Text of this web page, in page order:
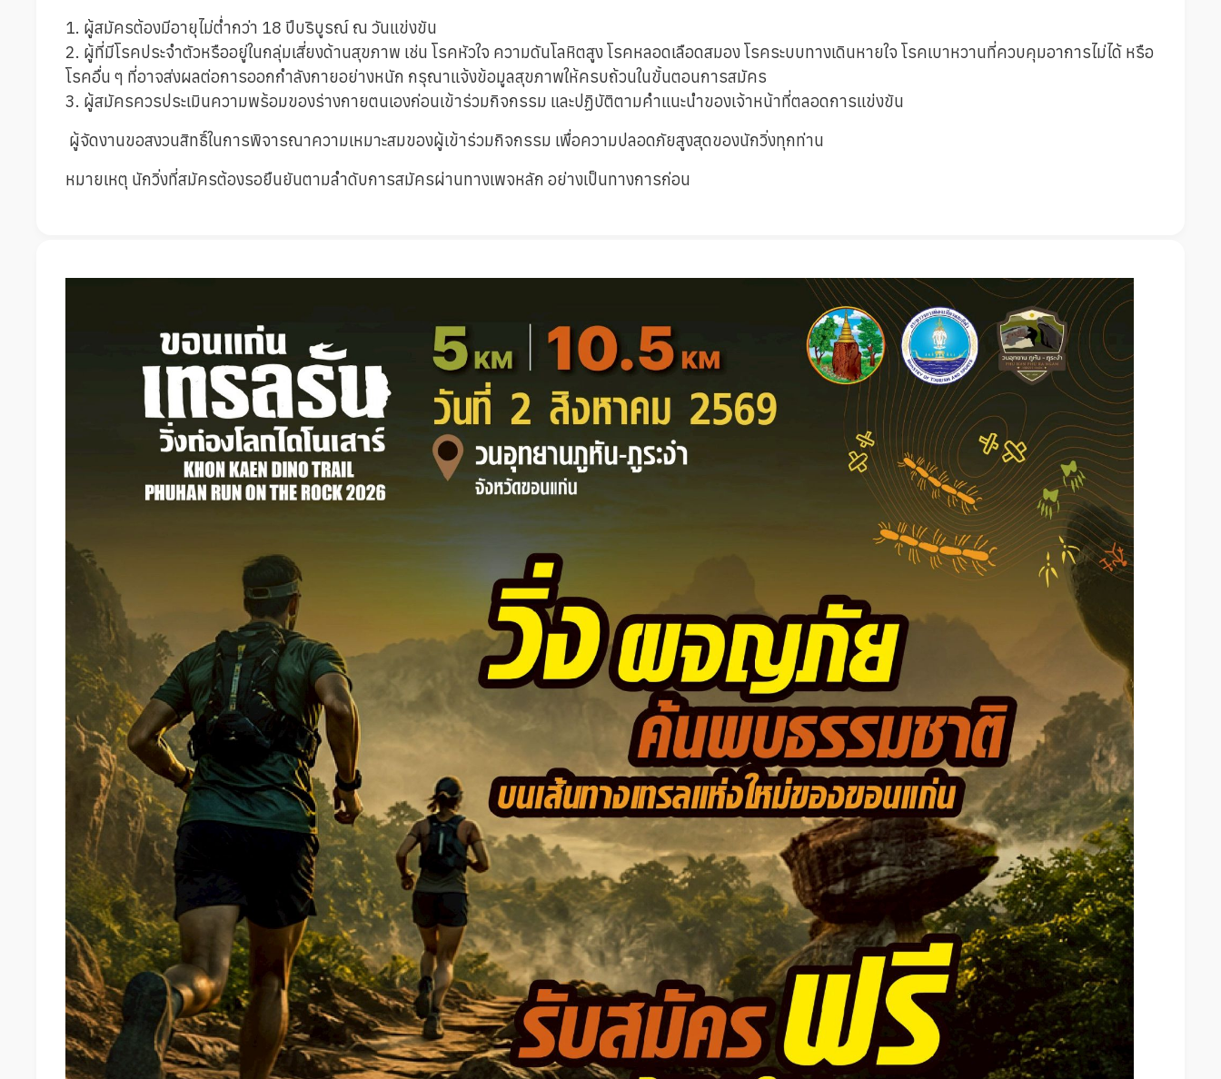
1. ผู้สมัครต้องมีอายุไม่ต่ำกว่า 18 ปีบริบูรณ์ ณ วันแข่งขัน
2. ผู้ที่มีโรคประจำตัวหรืออยู่ในกลุ่มเสี่ยงด้านสุขภาพ เช่น โรคหัวใจ ความดันโลหิตสูง โรคหลอดเลือดสมอง โรคระบบทางเดินหายใจ โรคเบาหวานที่ควบคุมอาการไม่ได้ หรือ
โรคอื่น ๆ ที่อาจส่งผลต่อการออกกำลังกายอย่างหนัก กรุณาแจ้งข้อมูลสุขภาพให้ครบถ้วนในขั้นตอนการสมัคร
3. ผู้สมัครควรประเมินความพร้อมของร่างกายตนเองก่อนเข้าร่วมกิจกรรม และปฏิบัติตามคำแนะนำของเจ้าหน้าที่ตลอดการแข่งขัน
ผู้จัดงานขอสงวนสิทธิ์ในการพิจารณาความเหมาะสมของผู้เข้าร่วมกิจกรรม เพื่อความปลอดภัยสูงสุดของนักวิ่งทุกท่าน
หมายเหตุ นักวิ่งที่สมัครต้องรอยืนยันตามลำดับการสมัครผ่านทางเพจหลัก อย่างเป็นทางการก่อน